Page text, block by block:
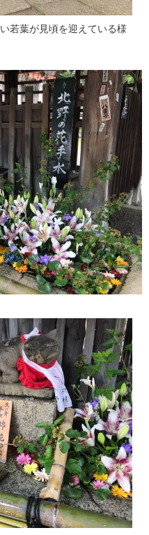
若葉が見頃を迎えている様